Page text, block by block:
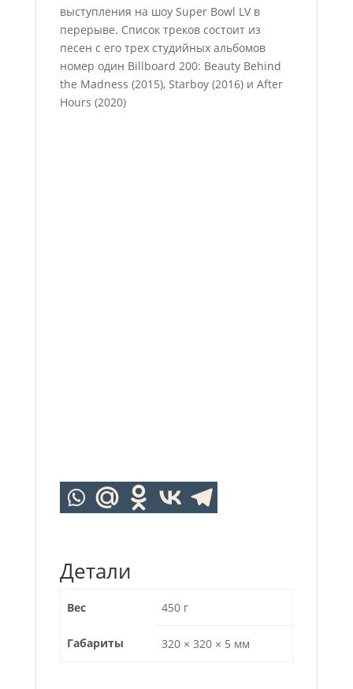
выступления на шоу Super Bowl LV в
перерыве. Список треков состоит из
песен с его трех студийных альбомов
номер один Billboard 200: Beauty Behind
the Madness (2015), Starboy (2016) и After
Hours (2020)
Детали
Вес 450 г
Габариты 320 × 320 × 5 мм